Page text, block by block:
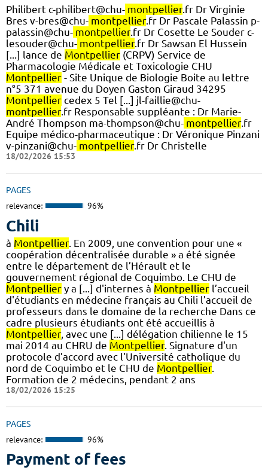
Philibert c-philibert@chu- montpellier.fr Dr Virginie
Bres v-bres@chu- montpellier.fr Dr Pascale Palassin p-
palassin@chu- montpellier.fr Dr Cosette Le Souder c-
lesouder@chu- montpellier.fr Dr Sawsan El Hussein
[...] lance de Montpellier (CRPV) Service de
Pharmacologie Médicale et Toxicologie CHU
Montpellier - Site Unique de Biologie Boite au lettre
n°5 371 avenue du Doyen Gaston Giraud 34295
Montpellier cedex 5 Tel [...] jl-faillie@chu-
montpellier.fr Responsable suppléante : Dr Marie-
André Thompson ma-thompson@chu- montpellier.fr
Equipe médico-pharmaceutique : Dr Véronique Pinzani
v-pinzani@chu- montpellier.fr Dr Christelle
18/02/2026 15:53
PAGES
relevance: 96%
Chili
à Montpellier. En 2009, une convention pour une «
coopération décentralisée durable » a été signée
entre le département de l’Hérault et le
gouvernement régional de Coquimbo. Le CHU de
Montpellier y a [...] d'internes à Montpellier l’accueil
d'étudiants en médecine français au Chili l’accueil de
professeurs dans le domaine de la recherche Dans ce
cadre plusieurs étudiants ont été accueillis à
Montpellier, avec une [...] délégation chilienne le 15
mai 2014 au CHRU de Montpellier. Signature d'un
protocole d’accord avec l'Université catholique du
nord de Coquimbo et le CHU de Montpellier.
Formation de 2 médecins, pendant 2 ans
18/02/2026 15:25
PAGES
relevance: 96%
Payment of fees